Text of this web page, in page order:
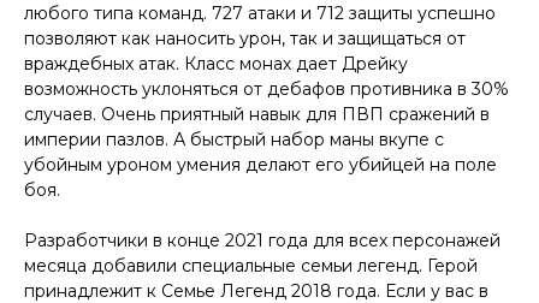
любого типа команд. 727 атаки и 712 защиты успешно
позволяют как наносить урон, так и защищаться от
враждебных атак. Класс монах дает Дрейку
возможность уклоняться от дебафов противника в 30%
случаев. Очень приятный навык для ПВП сражений в
империи пазлов. А быстрый набор маны вкупе с
убойным уроном умения делают его убийцей на поле
боя.
Разработчики в конце 2021 года для всех персонажей
месяца добавили специальные семьи легенд. Герой
принадлежит к Семье Легенд 2018 года. Если у вас в